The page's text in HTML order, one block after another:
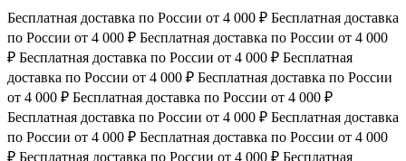
Бесплатная доставка по России от 4 000 ₽ Бесплатная доставка
по России от 4 000 ₽ Бесплатная доставка по России от 4 000
₽ Бесплатная доставка по России от 4 000 ₽ Бесплатная
доставка по России от 4 000 ₽ Бесплатная доставка по России
от 4 000 ₽ Бесплатная доставка по России от 4 000 ₽
Бесплатная доставка по России от 4 000 ₽ Бесплатная доставка
по России от 4 000 ₽ Бесплатная доставка по России от 4 000
₽ Бесплатная доставка по России от 4 000 ₽ Бесплатная